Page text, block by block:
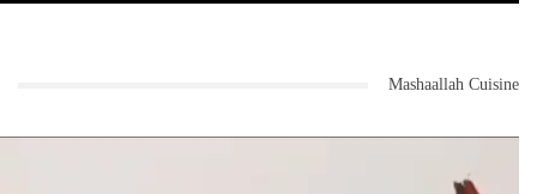
Mashaallah Cuisine